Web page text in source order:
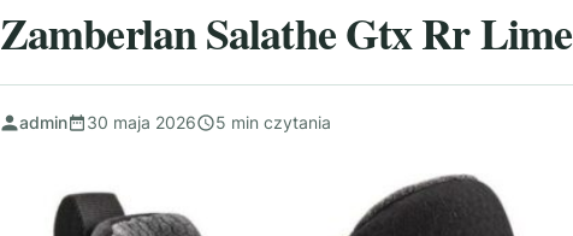
Zamberlan Salathe Gtx Rr Lime
admin 30 maja 2026 5 min czytania